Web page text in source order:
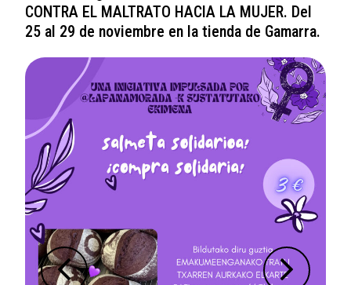
CONTRA EL MALTRATO HACIA LA MUJER. Del
25 al 29 de noviembre en la tienda de Gamarra.